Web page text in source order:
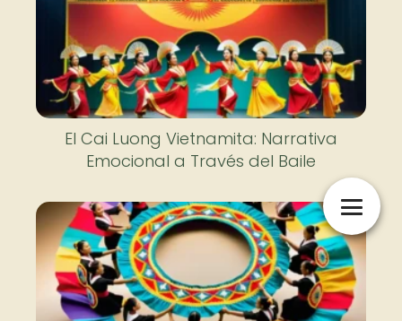
El Cai Luong Vietnamita: Narrativa
Emocional a Través del Baile